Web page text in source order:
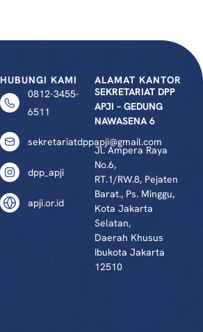
HUBUNGI KAMI
0812-3455-
6511
sekretariatdppapji@gmail.com
dpp_apji
apji.or.id
ALAMAT KANTOR
SEKRETARIAT DPP
APJI – GEDUNG
NAWASENA 6
Jl. Ampera Raya
No.6,
RT.1/RW.8, Pejaten
Barat., Ps. Minggu,
Kota Jakarta
Selatan,
Daerah Khusus
Ibukota Jakarta
12510